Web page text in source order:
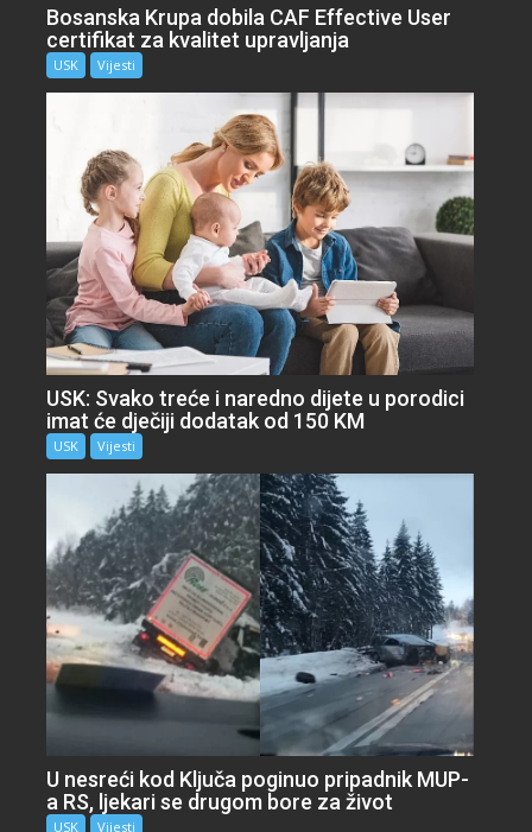
Bosanska Krupa dobila CAF Effective User
certifikat za kvalitet upravljanja
USK Vijesti
USK: Svako treće i naredno dijete u porodici
imat će dječiji dodatak od 150 KM
USK Vijesti
U nesreći kod Ključa poginuo pripadnik MUP-
a RS, ljekari se drugom bore za život
USK Vijesti